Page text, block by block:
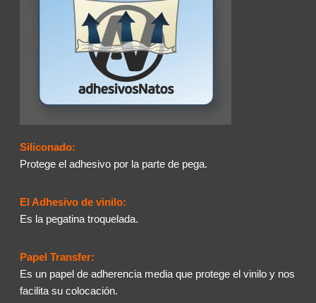
Siliconado:
Protege el adhesivo por la parte de pega.
El Adhesivo de vinilo:
Es la pegatina troquelada.
Papel Transfer:
Es un papel de adherencia media que protege el vinilo y nos
facilita su colocación.